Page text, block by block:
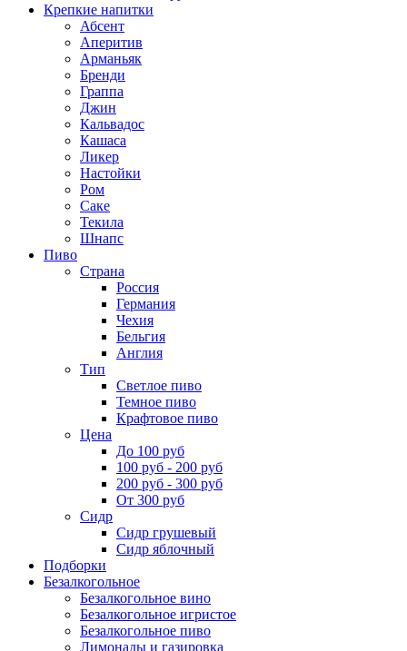
Крепкие напитки
Абсент
Аперитив
Арманьяк
Бренди
Граппа
Джин
Кальвадос
Кашаса
Ликер
Настойки
Ром
Саке
Текила
Шнапс
Пиво
Страна
Россия
Германия
Чехия
Бельгия
Англия
Тип
Светлое пиво
Темное пиво
Крафтовое пиво
Цена
До 100 руб
100 руб - 200 руб
200 руб - 300 руб
От 300 руб
Сидр
Сидр грушевый
Сидр яблочный
Подборки
Безалкогольное
Безалкогольное вино
Безалкогольное игристое
Безалкогольное пиво
Лимонады и газировка